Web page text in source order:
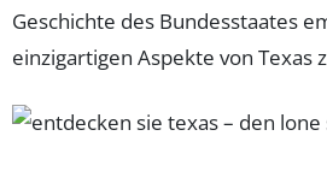
Geschichte des Bundesstaates
einzigartigen Aspekte von